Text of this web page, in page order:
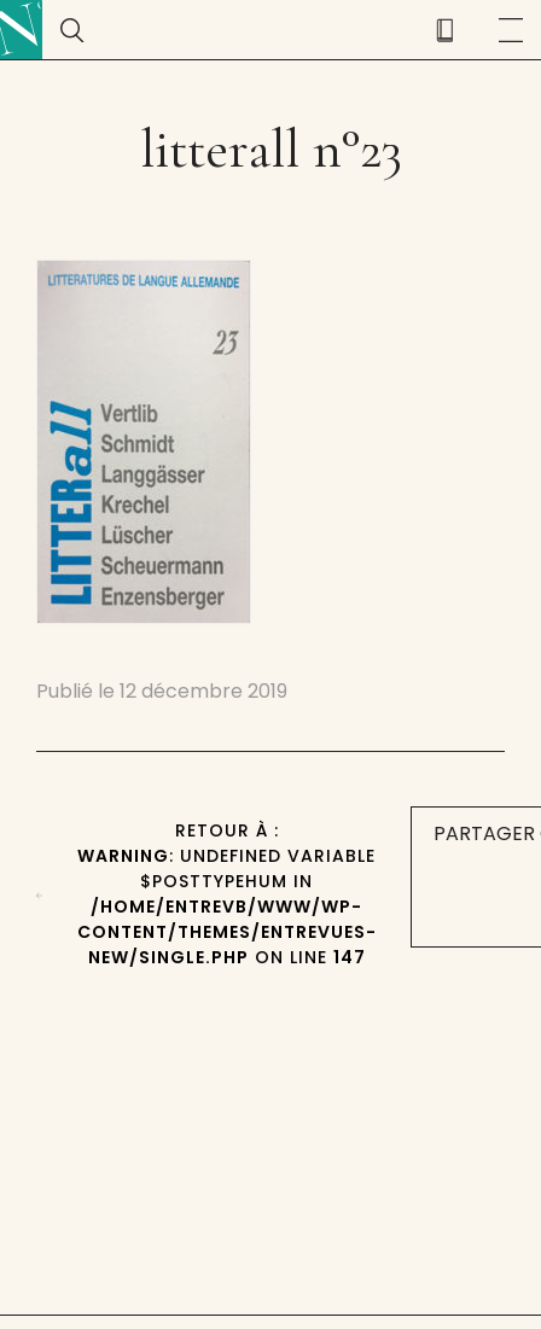
litterall n°23
Publié le 12 décembre 2019
RETOUR À :
WARNING: UNDEFINED VARIABLE
$POSTTYPEHUM IN
/HOME/ENTREVB/WWW/WP-
CONTENT/THEMES/ENTREVUES-
NEW/SINGLE.PHP ON LINE 147